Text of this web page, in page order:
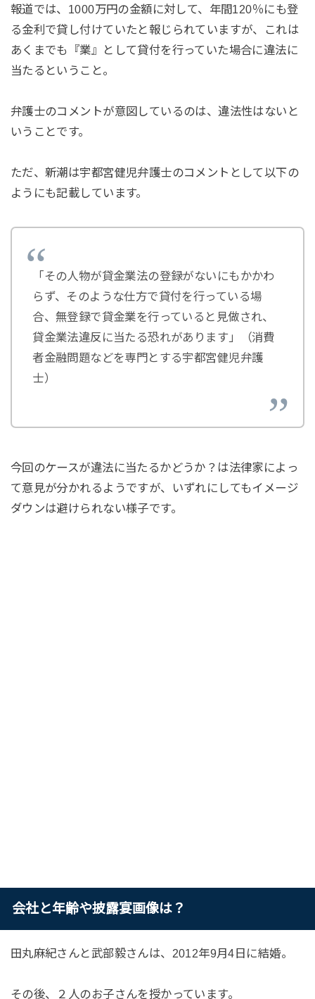
報道では、1000万円の金額に対して、年間120％にも登
る金利で貸し付けていたと報じられていますが、これは
あくまでも『業』として貸付を行っていた場合に違法に
当たるということ。
弁護士のコメントが意図しているのは、違法性はないと
いうことです。
ただ、新潮は宇都宮健児弁護士のコメントとして以下の
ようにも記載しています。
「その人物が貸金業法の登録がないにもかかわ
らず、そのような仕方で貸付を行っている場
合、無登録で貸金業を行っていると見做され、
貸金業法違反に当たる恐れがあります」（消費
者金融問題などを専門とする宇都宮健児弁護
士）
今回のケースが違法に当たるかどうか？は法律家によっ
て意見が分かれるようですが、いずれにしてもイメージ
ダウンは避けられない様子です。
会社と年齢や披露宴画像は？
田丸麻紀さんと武部毅さんは、2012年9月4日に結婚。
その後、２人のお子さんを授かっています。